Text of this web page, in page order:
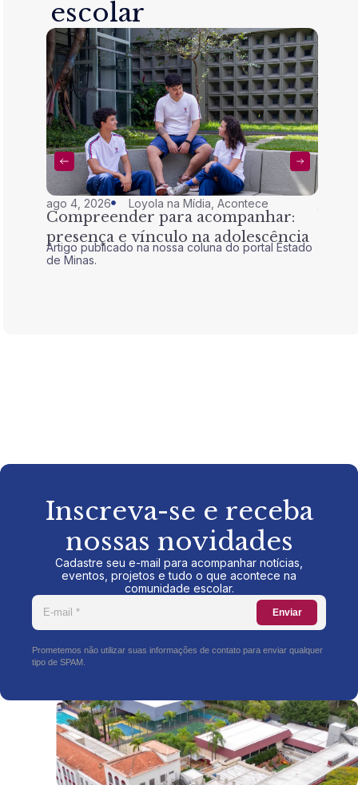
escolar
ago 4, 2026 Loyola na Mídia ,Acontece
Compreender para acompanhar:
presença e vínculo na adolescência
Artigo publicado na nossa coluna do portal Estado
de Minas.
Inscreva-se e receba
nossas novidades
Cadastre seu e-mail para acompanhar notícias,
eventos, projetos e tudo o que acontece na
comunidade escolar.
Enviar
Prometemos não utilizar suas informações de contato para enviar qualquer
tipo de SPAM.